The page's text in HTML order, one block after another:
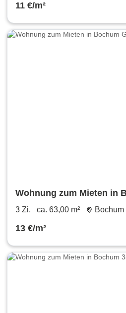
11 €/m²
Wohnung zum Mieten in
€ 63 m²
3 Zi. ca. 63,00 m²
13 €/m²